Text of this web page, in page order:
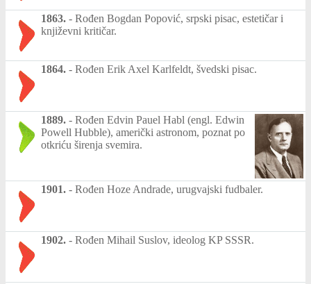
1863. - Rođen Bogdan Popović, srpski pisac, estetičar i
književni kritičar.
1864. - Rođen Erik Axel Karlfeldt, švedski pisac.
1889. - Rođen Edvin Pauel Habl (engl. Edwin
Powell Hubble), američki astronom, poznat po
otkriću širenja svemira.
1901. - Rođen Hoze Andrade, urugvajski fudbaler.
1902. - Rođen Mihail Suslov, ideolog KP SSSR.